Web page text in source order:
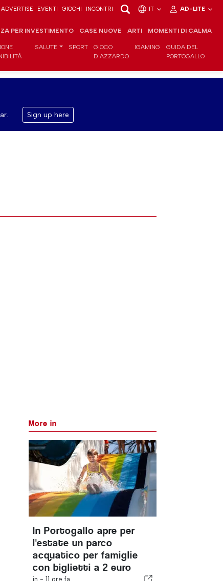
ADVERTISE EVENTI GIOCHI INCONTRI IT AD-LITE
PER INVESTIMENTO CASE NUOVE ARTI MOMENTI DI CALMA
SALUTE SPORT
GIOCO
D'AZZARDO
IGAMING
GUIDA DEL
PORTOGALLO
Sign up here
More in
In Portogallo apre per
l'estate un parco
acquatico per famiglie
con biglietti a 2 euro
in - 11 ore fa